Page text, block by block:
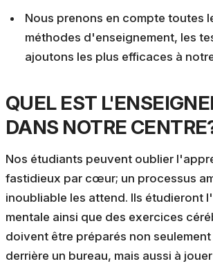
Nous prenons en compte toutes
méthodes d'enseignement, les
ajoutons les plus efficaces à
QUEL EST
DANS NOTRE
Nos étudiants peuvent oublier
fastidieux par cœur; un processus
inoubliable les attend. Ils étudieront
mentale ainsi que des exercices
doivent être préparés non seulement
derrière un bureau, mais aussi à